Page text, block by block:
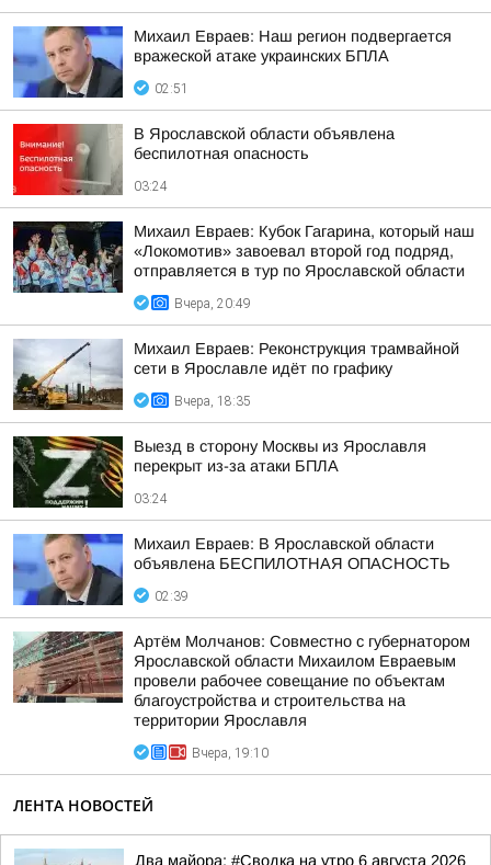
Михаил Евраев: Наш регион подвергается
вражеской атаке украинских БПЛА
02:51
В Ярославской области объявлена
беспилотная опасность
03:24
Михаил Евраев: Кубок Гагарина, который наш
«Локомотив» завоевал второй год подряд,
отправляется в тур по Ярославской области
Вчера, 20:49
Михаил Евраев: Реконструкция трамвайной
сети в Ярославле идёт по графику
Вчера, 18:35
Выезд в сторону Москвы из Ярославля
перекрыт из-за атаки БПЛА
03:24
Михаил Евраев: В Ярославской области
объявлена БЕСПИЛОТНАЯ ОПАСНОСТЬ
02:39
Артём Молчанов: Совместно с губернатором
Ярославской области Михаилом Евраевым
провели рабочее совещание по объектам
благоустройства и строительства на
территории Ярославля
Вчера, 19:10
ЛЕНТА НОВОСТЕЙ
Два майора: #Сводка на утро 6 августа 2026